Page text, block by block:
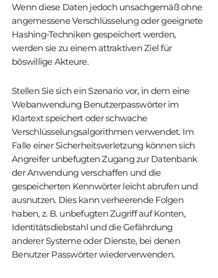
Wenn diese Daten jedoch unsachgemäß ohne
angemessene Verschlüsselung oder geeignete
Hashing-Techniken gespeichert werden,
werden sie zu einem attraktiven Ziel für
böswillige Akteure.
Stellen Sie sich ein Szenario vor, in dem eine
Webanwendung Benutzerpasswörter im
Klartext speichert oder schwache
Verschlüsselungsalgorithmen verwendet. Im
Falle einer Sicherheitsverletzung können sich
Angreifer unbefugten Zugang zur Datenbank
der Anwendung verschaffen und die
gespeicherten Kennwörter leicht abrufen und
ausnutzen. Dies kann verheerende Folgen
haben, z. B. unbefugten Zugriff auf Konten,
Identitätsdiebstahl und die Gefährdung
anderer Systeme oder Dienste, bei denen
Benutzer Passwörter wiederverwenden.